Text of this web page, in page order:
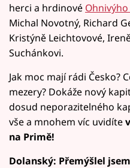
herci a hrdinové
Michal Novotný, Richard
Kristýně Leichtovové,
Suchánkovi.
Jak moc mají rádi Česko?
mezery? Dokáže nový
dosud neporazitelného
vše a mnohem víc uvidíte
na Primě!
Dolanský: Přemýšlel